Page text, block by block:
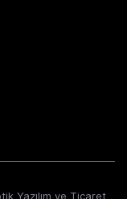
Yazılım ve Ticaret